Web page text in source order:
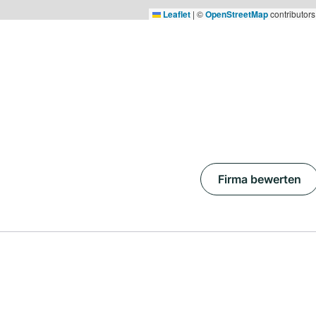
Leaflet | ©OpenStreetMapcontributors
Firma bewerten